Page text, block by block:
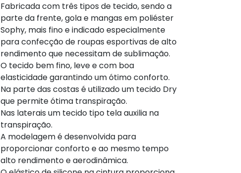
Fabricada com três tipos de tecido, sendo a
parte da frente, gola e mangas em poliéster
Sophy, mais fino e indicado especialmente
para confecção de roupas esportivas de alto
rendimento que necessitam de sublimação.
O tecido bem fino, leve e com boa
elasticidade garantindo um ótimo conforto.
Na parte das costas é utilizado um tecido Dry
que permite ótima transpiração.
Nas laterais um tecido tipo tela auxilia na
transpiração.
A modelagem é desenvolvida para
proporcionar conforto e ao mesmo tempo
alto rendimento e aerodinâmica.